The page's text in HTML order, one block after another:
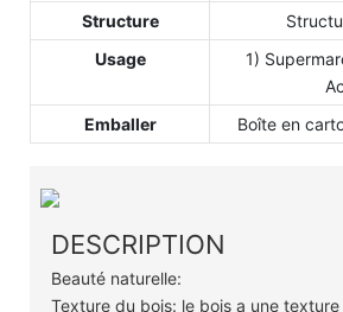
Structure
Usage
1)
Emballer
Boîte en
DESCRIPTION
Beauté naturelle:
Texture du bois: le bois a une